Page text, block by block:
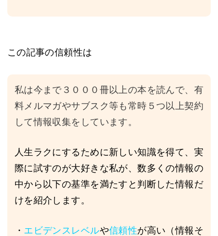
この記事の信頼性は
私は今まで３０００冊以上の本を読んで、有
料メルマガやサブスク等も常時５つ以上契約
して情報収集をしています。
人生ラクにするために新しい知識を得て、実
際に試すのが大好きな私が、数多くの情報の
中から以下の基準を満たすと判断した情報だ
けを紹介します。
・ エビデンスレベルや信頼性が高い（情報そ